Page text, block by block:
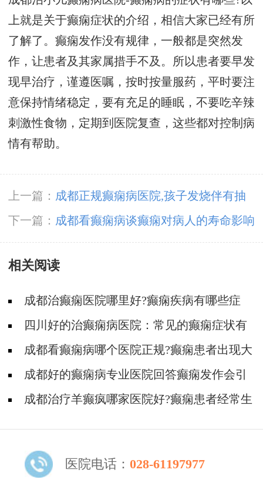
上就是关于癫痫症状的介绍，相信大家已经有所
了解了。癫痫发作没有规律，一般都是突然发
作，让患者及其家属措手不及。所以患者要早发
现早治疗，谨遵医嘱，按时按量服药，平时要注
意保持情绪稳定，要有充足的睡眠，不要吃辛辣
刺激性食物，定期到医院复查，这些都对控制病
情有帮助。
上一篇： 成都正规癫痫病医院,孩子发烧伴有抽
搐怎么回事
下一篇： 成都看癫痫病谈癫痫对病人的寿命影响
相关阅读
成都治癫痫医院哪里好?癫痫疾病有哪些症
状? 四川好的治癫痫病医院：常见的癫痫症状有
哪些?成都看癫痫病哪个医院正规?癫痫患者出现大
发作怎么办?
成都好的癫痫病专业医院回答癫痫发作会引
起胸闷吗?
成都治疗羊癫疯哪家医院好?癫痫患者经常生
医院电话： 028-61197977